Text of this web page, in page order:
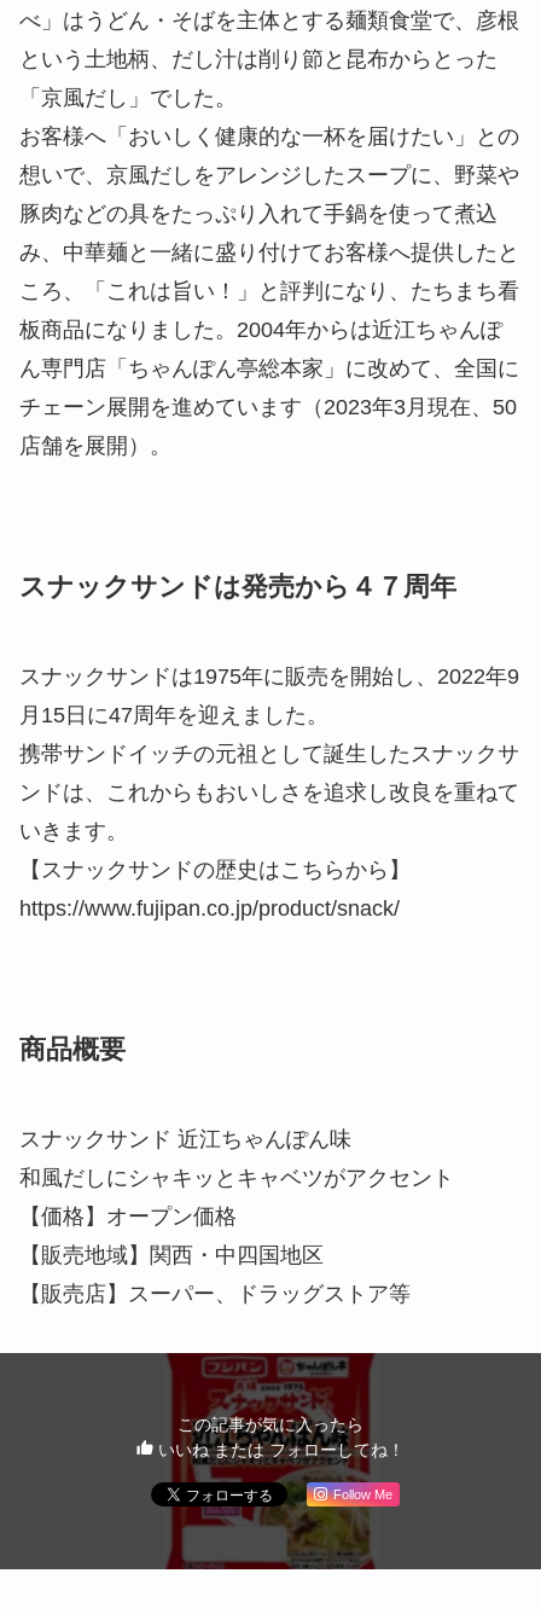
べ」はうどん・そばを主体とする麺類食堂で、彦根
という土地柄、だし汁は削り節と昆布からとった
「京風だし」でした。
お客様へ「おいしく健康的な一杯を届けたい」との
想いで、京風だしをアレンジしたスープに、野菜や
豚肉などの具をたっぷり入れて手鍋を使って煮込
み、中華麺と一緒に盛り付けてお客様へ提供したと
ころ、「これは旨い！」と評判になり、たちまち看
板商品になりました。2004年からは近江ちゃんぽ
ん専門店「ちゃんぽん亭総本家」に改めて、全国に
チェーン展開を進めています（2023年3月現在、50
店舗を展開）。
スナックサンドは発売から４７周年
スナックサンドは1975年に販売を開始し、2022年9
月15日に47周年を迎えました。
携帯サンドイッチの元祖として誕生したスナックサ
ンドは、これからもおいしさを追求し改良を重ねて
いきます。
【スナックサンドの歴史はこちらから】
https://www.fujipan.co.jp/product/snack/
商品概要
スナックサンド 近江ちゃんぽん味
和風だしにシャキッとキャベツがアクセント
【価格】オープン価格
【販売地域】関西・中四国地区
【販売店】スーパー、ドラッグストア等
この記事が気に入ったら
いいね または フォローしてね！
Follow Me